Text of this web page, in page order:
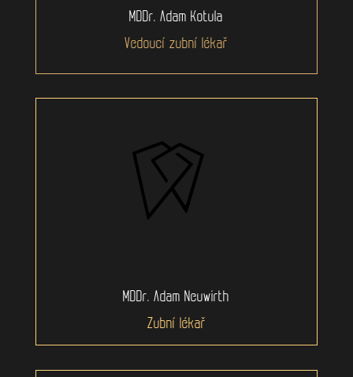
MDDr. Adam Kotula
Vedoucí zubní lékař
MDDr. Adam Neuwirth
Zubní lékař